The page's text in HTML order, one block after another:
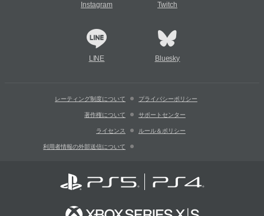
Instagram Twitch
LINE Bluesky
レーティング制度について プライバシーポリシー
著作権について サポートセンター
ライセンス ルール＆ポリシー
利用者情報の外部送信について